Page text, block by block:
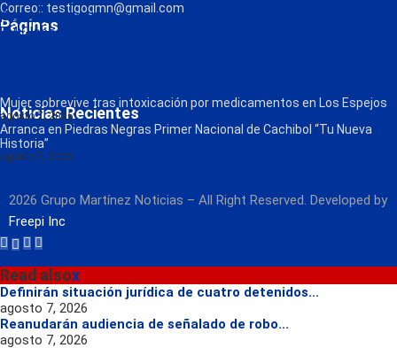
Correo:: testigogmn@gmail.com
Páginas
¡Descarga nuestra App!
FM Globo
Radio
Noticias Recientes
Mujer sobrevive tras intoxicación por medicamentos en Los Espejos
agosto 7, 2026
Arranca en Piedras Negras Primer Nacional de Cachibol “Tu Nueva
Historia”
agosto 7, 2026
2026 Grupo Martínez Noticias – All Right Reserved. Developed by
Freepi Inc
Read alsox
Definirán situación jurídica de cuatro detenidos...
agosto 7, 2026
Reanudarán audiencia de señalado de robo...
agosto 7, 2026